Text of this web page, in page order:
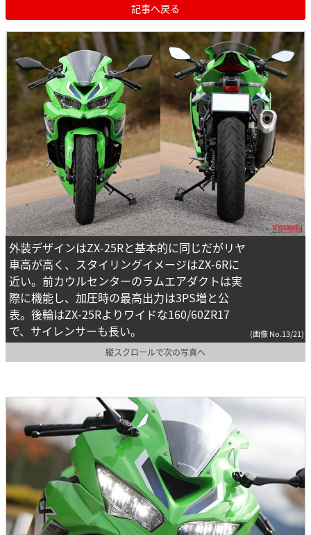
記事へ戻る
外装デザインはZX-25Rと基本的に同じだがリヤ
車高が高く、スタイリングイメージはZX-6Rに
近い。前カウルセンターのラムエアダクトは実
際に機能し、加圧時の最高出力は3PS増と公
表。後輪はZX-25Rよりワイドな160/60ZR17
で、サイレンサーも長い。
(画像 No.13/21)
縦スクロールで次の写真へ